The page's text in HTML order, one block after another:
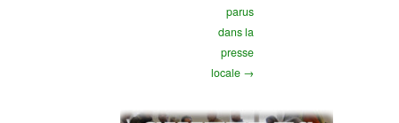
parus
dans la
presse
locale →